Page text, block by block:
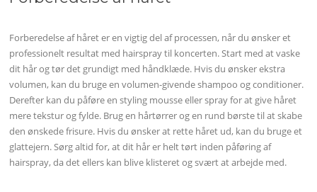
Forberedelse af håret er en vigtig del af processen, når du ønsker et
professionelt resultat med hairspray til koncerten. Start med at vaske
dit hår og tør det grundigt med håndklæde. Hvis du ønsker ekstra
volumen, kan du bruge en volumen-givende shampoo og conditioner.
Derefter kan du påføre en styling mousse eller spray for at give håret
mere tekstur og fylde. Brug en hårtørrer og en rund børste til at skabe
den ønskede frisure. Hvis du ønsker at rette håret ud, kan du bruge et
glattejern. Sørg altid for, at dit hår er helt tørt inden påføring af
hairspray, da det ellers kan blive klisteret og svært at arbejde med.